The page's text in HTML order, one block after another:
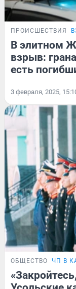
ПРОИСШЕСТВИЯ
В элитном
взрыв:
есть
3 февраля, 2025,
ОБЩЕСТВО ЧП В